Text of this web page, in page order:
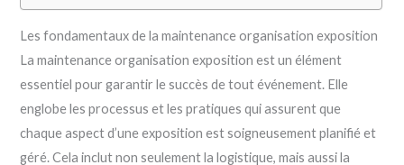
Les fondamentaux de la maintenance organisation exposition
La maintenance organisation exposition est un élément
essentiel pour garantir le succès de tout événement. Elle
englobe les processus et les pratiques qui assurent que
chaque aspect d’une exposition est soigneusement planifié et
géré. Cela inclut non seulement la logistique, mais aussi la